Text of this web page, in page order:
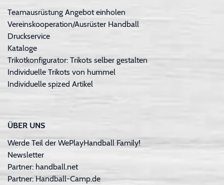
Teamausrüstung Angebot einholen
Vereinskooperation/Ausrüster Handball
Druckservice
Kataloge
Trikotkonfigurator: Trikots selber gestalten
Individuelle Trikots von hummel
Individuelle spized Artikel
ÜBER UNS
Werde Teil der WePlayHandball Family!
Newsletter
Partner: handball.net
Partner: Handball-Camp.de